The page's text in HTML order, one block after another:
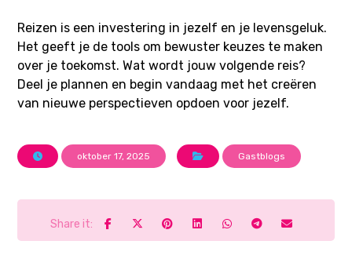
Reizen is een investering in jezelf en je levensgeluk.
Het geeft je de tools om bewuster keuzes te maken
over je toekomst. Wat wordt jouw volgende reis?
Deel je plannen en begin vandaag met het creëren
van nieuwe perspectieven opdoen voor jezelf.
oktober 17, 2025 Gastblogs